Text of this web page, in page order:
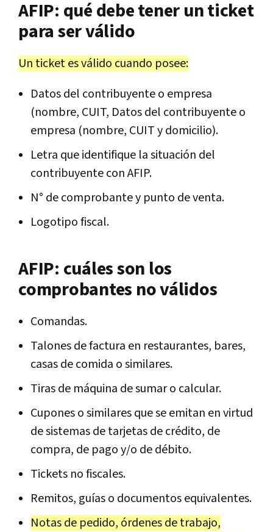
AFIP: qué debe tener un ticket
para ser válido
Un ticket es válido cuando posee:
Datos del contribuyente o empresa
(nombre, CUIT, Datos del contribuyente o
empresa (nombre, CUIT y domicilio).
Letra que identifique la situación del
contribuyente con AFIP.
N° de comprobante y punto de venta.
Logotipo fiscal.
AFIP: cuáles son los
comprobantes no válidos
Comandas.
Talones de factura en restaurantes, bares,
casas de comida o similares.
Tiras de máquina de sumar o calcular.
Cupones o similares que se emitan en virtud
de sistemas de tarjetas de crédito, de
compra, de pago y/o de débito.
Tickets no fiscales.
Remitos, guías o documentos equivalentes.
Notas de pedido, órdenes de trabajo,